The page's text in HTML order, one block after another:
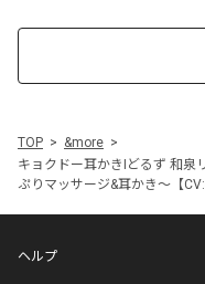
TOP
&more
キョクドー耳かきIどるず 和泉
ぷりマッサージ&耳かき～【CV:
ヘルプ